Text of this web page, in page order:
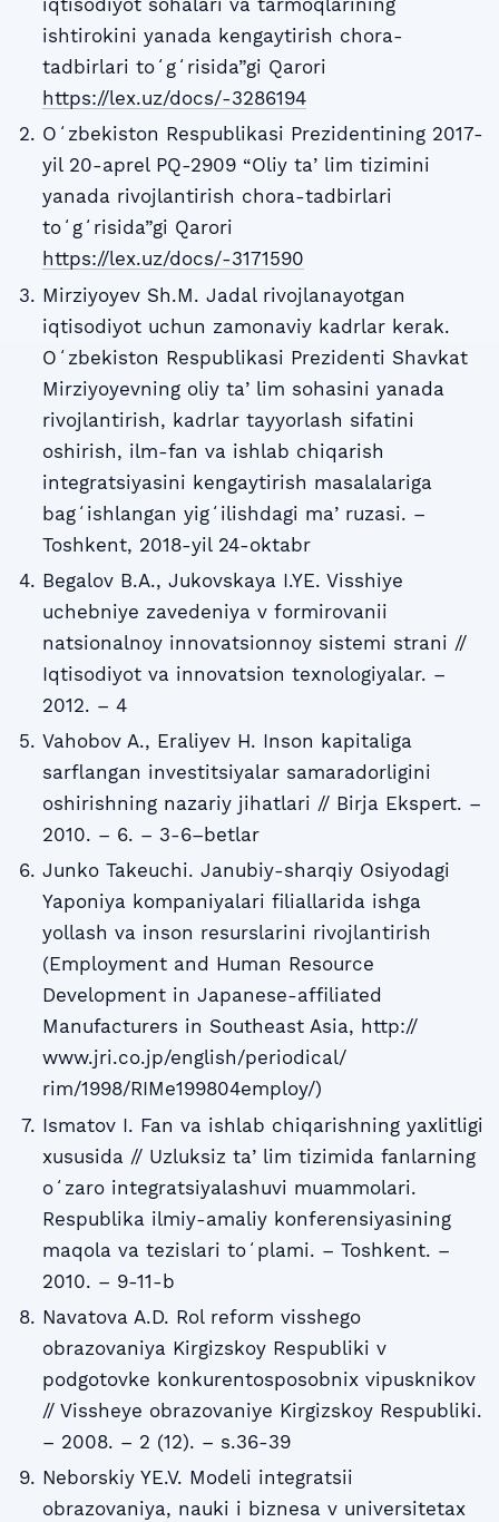
iqtisodiyot sohalari va tarmoqlarining
ishtirokini yanada kengaytirish chora-
tadbirlari toʻgʻrisida”gi Qarori
https://lex.uz/docs/-3286194
Oʻzbekiston Respublikasi Prezidentining 2017-
yil 20-aprel PQ-2909 “Oliy taʼlim tizimini
yanada rivojlantirish chora-tadbirlari
toʻgʻrisida”gi Qarori
https://lex.uz/docs/-3171590
Mirziyoyev Sh.M. Jadal rivojlanayotgan
iqtisodiyot uchun zamonaviy kadrlar kerak.
Oʻzbekiston Respublikasi Prezidenti Shavkat
Mirziyoyevning oliy taʼlim sohasini yanada
rivojlantirish, kadrlar tayyorlash sifatini
oshirish, ilm-fan va ishlab chiqarish
integratsiyasini kengaytirish masalalariga
bagʻishlangan yigʻilishdagi maʼruzasi. –
Toshkent, 2018-yil 24-oktabr
Begalov B.A., Jukovskaya I.YE. Visshiye
uchebniye zavedeniya v formirovanii
natsionalnoy innovatsionnoy sistemi strani //
Iqtisodiyot va innovatsion texnologiyalar. –
2012. – 4
Vahobov A., Eraliyev H. Inson kapitaliga
sarflangan investitsiyalar samaradorligini
oshirishning nazariy jihatlari // Birja Ekspert. –
2010. – 6. – 3-6–betlar
Junko Takeuchi. Janubiy-sharqiy Osiyodagi
Yaponiya kompaniyalari filiallarida ishga
yollash va inson resurslarini rivojlantirish
(Employment and Human Resource
Development in Japanese-affiliated
Manufacturers in Southeast Asia, http://
www.jri.co.jp/english/periodical/
rim/1998/RIMe199804employ/)
Ismatov I. Fan va ishlab chiqarishning yaxlitligi
xususida // Uzluksiz taʼlim tizimida fanlarning
oʻzaro integratsiyalashuvi muammolari.
Respublika ilmiy-amaliy konferensiyasining
maqola va tezislari toʻplami. – Toshkent. –
2010. – 9-11-b
Navatova A.D. Rol reform visshego
obrazovaniya Kirgizskoy Respubliki v
podgotovke konkurentosposobnix vipusknikov
// Vissheye obrazovaniye Kirgizskoy Respubliki.
– 2008. – 2 (12). – s.36-39
Neborskiy YE.V. Modeli integratsii
obrazovaniya, nauki i biznesa v universitetax